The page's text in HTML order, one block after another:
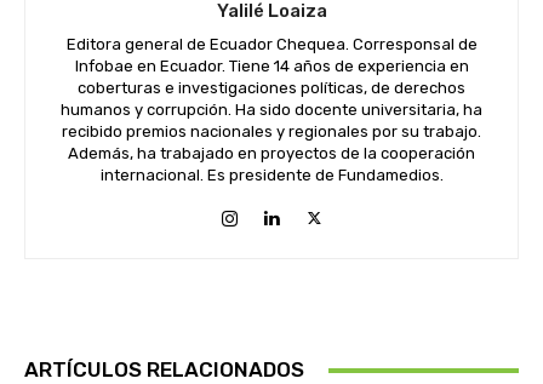
Yalilé Loaiza
Editora general de Ecuador Chequea. Corresponsal de
Infobae en Ecuador. Tiene 14 años de experiencia en
coberturas e investigaciones políticas, de derechos
humanos y corrupción. Ha sido docente universitaria, ha
recibido premios nacionales y regionales por su trabajo.
Además, ha trabajado en proyectos de la cooperación
internacional. Es presidente de Fundamedios.
ARTÍCULOS RELACIONADOS